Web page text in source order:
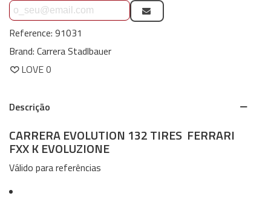
Reference: 91031
Brand: Carrera Stadlbauer
LOVE0
Descrição
CARRERA EVOLUTION 132 TIRES FERRARI
FXX K EVOLUZIONE
Válido para referências